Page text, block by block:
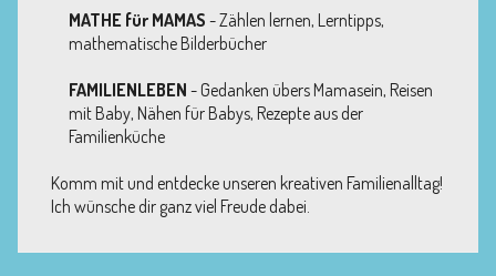
MATHE für MAMAS - Zählen lernen, Lerntipps,
mathematische Bilderbücher
FAMILIENLEBEN - Gedanken übers Mamasein, Reisen
mit Baby, Nähen für Babys, Rezepte aus der
Familienküche
Komm mit und entdecke unseren kreativen Familienalltag!
Ich wünsche dir ganz viel Freude dabei.